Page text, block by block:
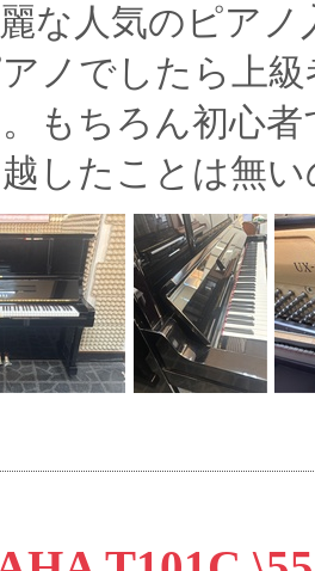
な人気のピア
ノでしたら上
もちろん初心
したことは無